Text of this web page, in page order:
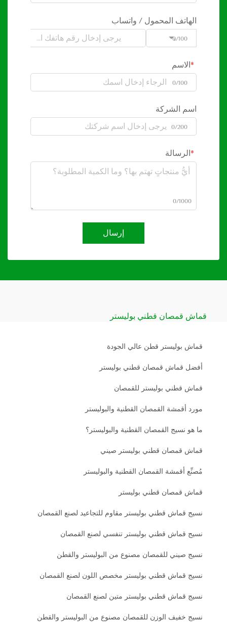
الهاتف المحمول / واتساب
Code0/100
الاسم
0/100
اسم الشركة
0/200
الرسالة
0/1000
إرسال
قماش قمصان قطني بوليستر
قماش بوليستر قطن عالي الجودة
أفضل قماش قمصان قطني بوليستر
قماش قطني بوليستر للقمصان
مورد أقمشة القمصان القطنية والبوليستر
ما هو نسيج القمصان القطنية والبوليستر؟
قماش قمصان قطني بوليستر صيني
مُصنِّع أقمشة القمصان القطنية والبوليستر
قماش قمصان قطني بوليستر
نسيج قماش قطني بوليستر مقاوم للتجاعيد لصنع القمصان
نسيج قماش قطني بوليستر تنفسي لصنع القمصان
نسيج صيني للقمصان مصنوع من البوليستر والقطن
نسيج قماش قطني بوليستر مخصص اللون لصنع القمصان
نسيج قماش قطني بوليستر متين لصنع القمصان
نسيج خفيف الوزن للقمصان مصنوع من البوليستر والقطن